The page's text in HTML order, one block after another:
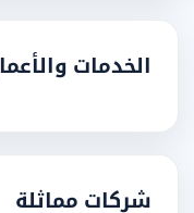
الخدمات والأعمال
شركات مماثلة